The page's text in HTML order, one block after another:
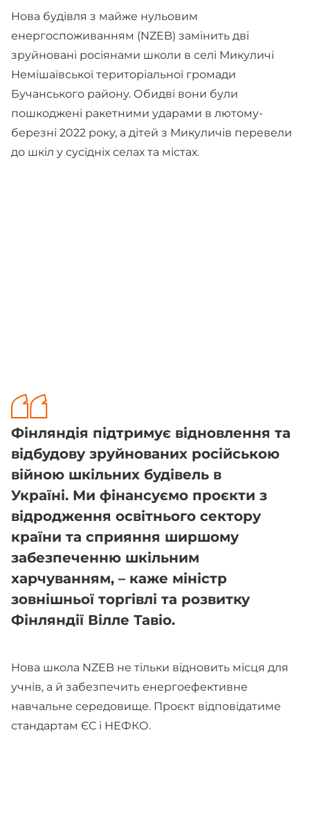
Нова будівля з майже нульовим
енергоспоживанням (NZEB) замінить дві
зруйновані росіянами школи в селі Микуличі
Немішаївської територіальної громади
Бучанського району. Обидві вони були
пошкоджені ракетними ударами в лютому-
березні 2022 року, а дітей з Микуличів перевели
до шкіл у сусідніх селах та містах.
Фінляндія підтримує відновлення та
відбудову зруйнованих російською
війною шкільних будівель в
Україні. Ми фінансуємо проєкти з
відродження освітнього сектору
країни та сприяння ширшому
забезпеченню шкільним
харчуванням, – каже міністр
зовнішньої торгівлі та розвитку
Фінляндії Вілле Тавіо.
Нова школа NZEB не тільки відновить місця для
учнів, а й забезпечить енергоефективне
навчальне середовище. Проєкт відповідатиме
стандартам ЄС і НЕФКО.